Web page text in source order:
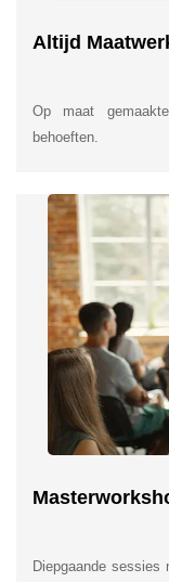
Altijd
Op maat
behoeften.
Diepgaande